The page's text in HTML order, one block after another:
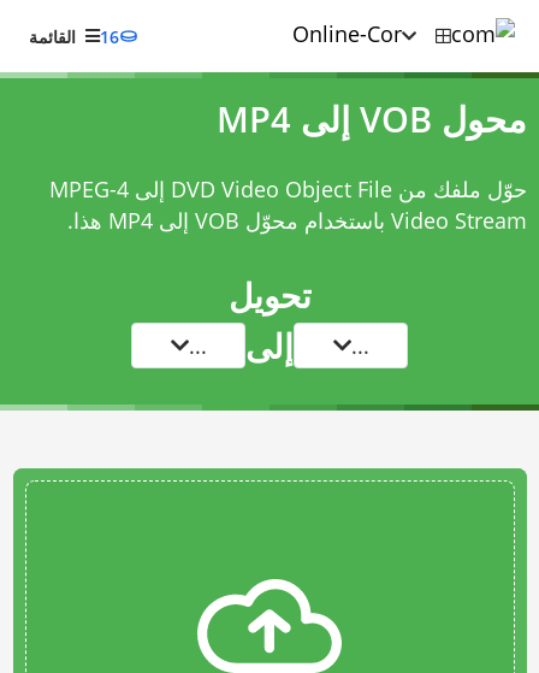
16 القائمة
محول VOB إلى MP4
حوّل ملفك من DVD Video Object File إلى MPEG-4
Video Stream باستخدام
محوّل VOB إلى MP4 هذا.
تحويل
... إلى ...